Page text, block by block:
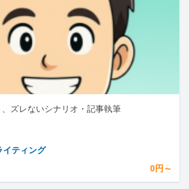
ズレないシナリオ・記事執筆
イティング
0円～